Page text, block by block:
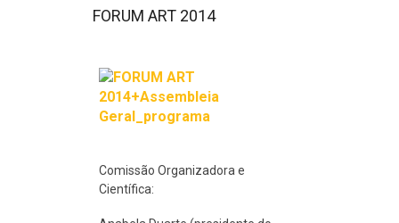
FORUM ART 2014
Comissão Organizadora e
Científica: